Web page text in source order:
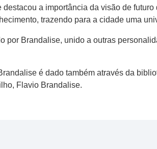
a importância da visão de
trazendo para a cidade uma
por Brandalise, unido a outras
é dado também através da
Flavio Brandalise.